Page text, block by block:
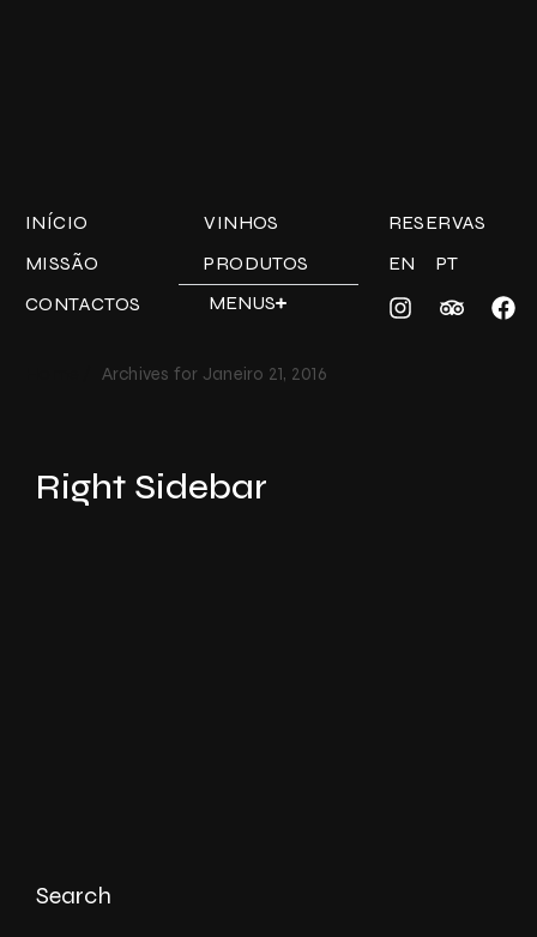
INÍCIO
MISSÃO
CONTACTOS
VINHOS
PRODUTOS
MENUS
RESERVAS
EN
PT
Archives for Janeiro 21, 2016
Right Sidebar
Search